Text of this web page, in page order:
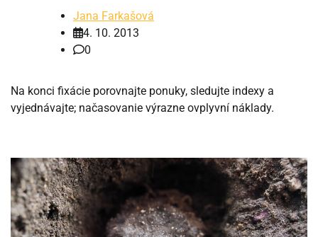
Jana Farkašová
4. 10. 2013
0
Na konci fixácie porovnajte ponuky, sledujte indexy a
vyjednávajte; načasovanie výrazne ovplyvní náklady.